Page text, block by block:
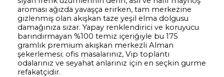
aroması ağızda yavaşça erirken, tam merkezine
gizlenmiş olan akışkan taze yeşil elma dolgusu
damağınıza sızar. Yapay renklendirici ve koruyucu
barındırmayan %100 temiz içeriğiyle bu 175
gramlık premium akışkan merkezli Alman
şekerlemesi; ofis masalarınız, Vip toplantı
odalarınız ve seyahat anlarınız için en seçkin gurme
refakatçidir.